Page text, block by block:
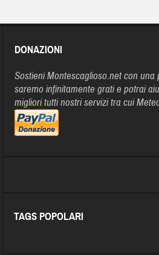
DONAZIONI
Sostieni Montescaglioso.net con una
saremo infinitamente grati e potrai
migliori tutti nostri servizi tra cui
TAGS POPOLARI